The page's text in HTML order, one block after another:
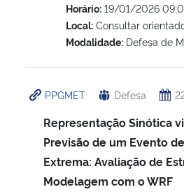
Horário: 19/01/2026
Local: Consultar
Modalidade: Defesa de
PPGMET Defesa
Representação Sinótica
Previsão de um Evento
Extrema: Avaliação de
Modelagem com o WRF